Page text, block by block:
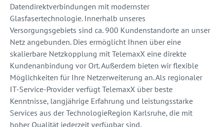
Datendirektverbindungen mit modernster
Glasfasertechnologie. Innerhalb unseres
Versorgungsgebiets sind ca. 900 Kundenstandorte an unser
Netz angebunden. Dies ermöglicht Ihnen über eine
skalierbare Netzkopplung mit TelemaxX eine direkte
Kundenanbindung vor Ort. Außerdem bieten wir flexible
Möglichkeiten für Ihre Netzerweiterung an. Als regionaler
IT-Service-Provider verfügt TelemaxX über beste
Kenntnisse, langjährige Erfahrung und leistungsstarke
Services aus der TechnologieRegion Karlsruhe, die mit
hoher Qualität jederzeit verfügbar sind.